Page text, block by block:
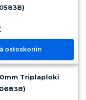
ostoskoriin
Triplaploki